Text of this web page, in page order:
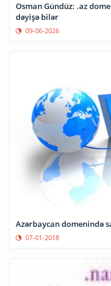
Osman Gündüz: .az
dəyişə bilər
09-06-2026
Azərbaycan domenində
07-01-2018